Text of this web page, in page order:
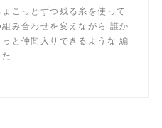
こっとずつ残る糸を使って
み合わせを変えながら 誰か
と仲間入りできるような 編